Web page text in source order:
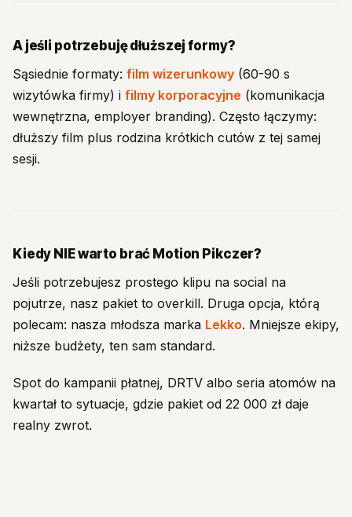
A jeśli potrzebuję dłuższej formy?
Sąsiednie formaty: film wizerunkowy (60-90 s
wizytówka firmy) i filmy korporacyjne (komunikacja
wewnętrzna, employer branding). Często łączymy:
dłuższy film plus rodzina krótkich cutów z tej samej
sesji.
Kiedy NIE warto brać Motion Pikczer?
Jeśli potrzebujesz prostego klipu na social na
pojutrze, nasz pakiet to overkill. Druga opcja, którą
polecam: nasza młodsza marka Lekko. Mniejsze ekipy,
niższe budżety, ten sam standard.
Spot do kampanii płatnej, DRTV albo seria atomów na
kwartał to sytuacje, gdzie pakiet od 22 000 zł daje
realny zwrot.